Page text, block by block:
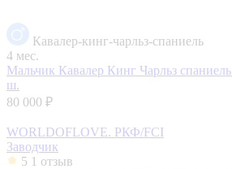
Кавалер-кинг-чарльз-спаниель
4 мес.
Мальчик Кавалер Кинг Чарльз спаниель
ш.
80 000 ₽
WORLDOFLOVE. РКФ/FCI
Заводчик
5 1 отзыв